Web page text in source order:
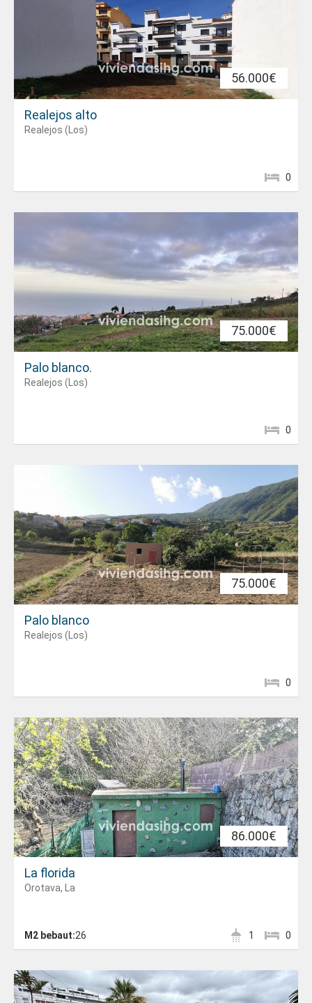
56.000€
Realejos alto
Realejos (Los)
0
75.000€
Palo blanco.
Realejos (Los)
0
75.000€
Palo blanco
Realejos (Los)
0
86.000€
La florida
Orotava, La
M2 bebaut:26 0
1